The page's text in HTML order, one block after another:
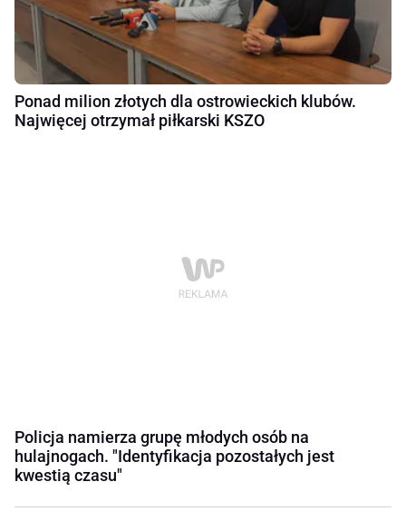
Ponad milion złotych dla ostrowieckich klubów.
Najwięcej otrzymał piłkarski KSZO
Policja namierza grupę młodych osób na
hulajnogach. "Identyfikacja pozostałych jest
kwestią czasu"